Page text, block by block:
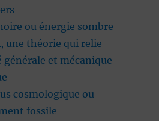
ou énergie sombre
une théorie qui relie
et mécanique
cosmologique ou
fossile